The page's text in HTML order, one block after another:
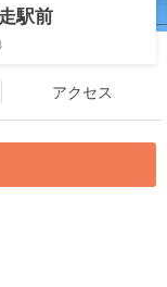
駅前
アクセス